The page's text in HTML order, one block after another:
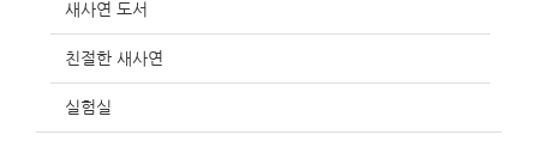
새사연 도서
친절한 새사연
실험실